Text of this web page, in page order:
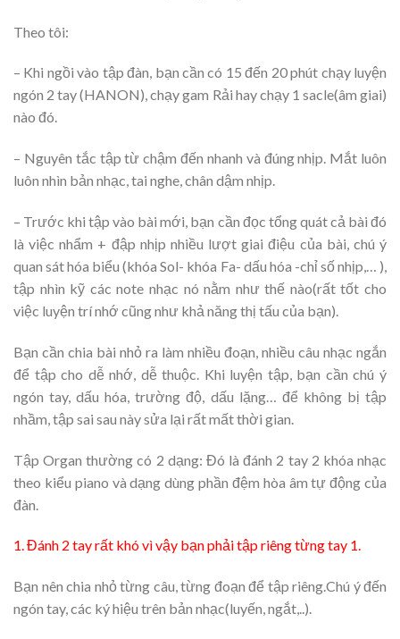
Theo tôi:
– Khi ngồi vào tập đàn, bạn cần có 15 đến 20 phút chạy luyện
ngón 2 tay (HANON), chạy gam Rải hay chạy 1 sacle(âm giai)
nào đó.
– Nguyên tắc tập từ chậm đến nhanh và đúng nhịp. Mắt luôn
luôn nhìn bản nhạc, tai nghe, chân dậm nhịp.
– Trước khi tập vào bài mới, bạn cần đọc tổng quát cả bài đó
là việc nhẩm + đập nhịp nhiều lượt giai điệu của bài, chú ý
quan sát hóa biểu (khóa Sol- khóa Fa- dấu hóa -chỉ số nhịp,… ),
tập nhìn kỹ các note nhạc nó nằm như thế nào(rất tốt cho
việc luyện trí nhớ cũng như khả năng thị tấu của bạn).
Bạn cần chia bài nhỏ ra làm nhiều đoạn, nhiều câu nhạc ngắn
để tập cho dễ nhớ, dễ thuộc. Khi luyện tập, bạn cần chú ý
ngón tay, dấu hóa, trường độ, dấu lặng… để không bị tập
nhầm, tập sai sau này sửa lại rất mất thời gian.
Tập Organ thường có 2 dạng: Đó là đánh 2 tay 2 khóa nhạc
theo kiểu piano và dạng dùng phần đệm hòa âm tự động của
đàn.
1. Đánh 2 tay rất khó vì vậy bạn phải tập riêng từng tay 1.
Bạn nên chia nhỏ từng câu, từng đoạn để tập riêng.Chú ý đến
ngón tay, các ký hiệu trên bản nhạc(luyến, ngắt,..).